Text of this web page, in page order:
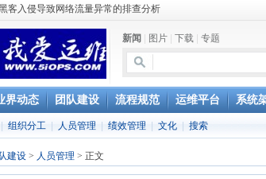
构导致的诡异网络问题排查分享
0.3 development release
监控activemq
分析
的服务器架构
的技术与架构
线AP桥接，扩大家庭WIFI覆盖
或服务排障的最佳实践
管理的三大利器Nagios、Ganglia和Splunk
新闻 图片 下载 专题
界动态 团队建设 流程规范 运维平台 系统
组织分工 人员管理 绩效管理 文化 搜索
建设 > 人员管理 > 正文